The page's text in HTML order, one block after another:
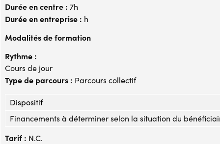
Durée en centre : 7h
Durée en entreprise : h
Modalités de formation
Rythme :
Cours de jour
Type de parcours : Parcours collectif
Dispositif
Financements à déterminer selon la situation du
Tarif : N.C.